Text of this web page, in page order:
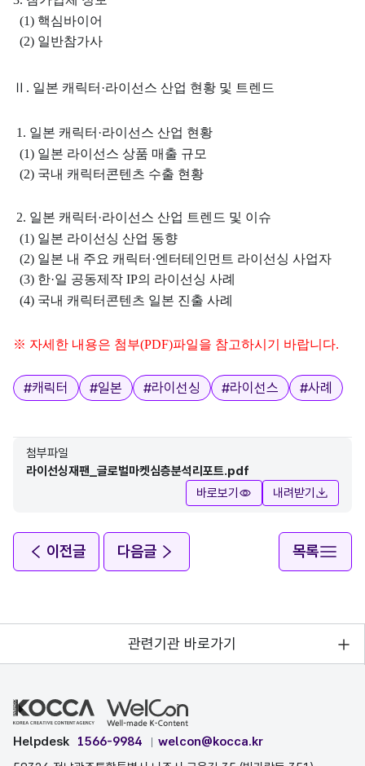
(1) 핵심바이어
(2) 일반참가사
Ⅱ . 일본 캐릭터 ·라이선스 산업 현황 및 트렌드
1. 일본 캐릭터 ·라이선스 산업 현황
(1) 일본 라이선스 상품 매출 규모
(2) 국내 캐릭터콘텐츠 수출 현황
2. 일본 캐릭터 ·라이선스 산업 트렌드 및 이슈
(1) 일본 라이선싱 산업 동향
(2) 일본 내 주요 캐릭터 ·엔터테인먼트 라이선싱 사업자
(3) 한·일 공동제작 IP의 라이선싱 사례
(4) 국내 캐릭터콘텐츠 일본 진출 사례
※ 자세한 내용은 첨부(PDF)파일을 참고하시기 바랍니다.
태그
#캐릭터 #일본 #라이선싱 #라이선스 #사례
첨부파일
라이선싱재팬_글로벌마켓심층분석리포트.pdf
바로보기
내려받기
이전글 다음글 목록
관련기관 바로가기
Helpdesk 1566-9984
welcon@kocca.kr